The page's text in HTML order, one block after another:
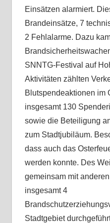
Einsätzen alarmiert.
Brandeinsätze, 7
2 Fehlalarme. Dazu
SNNTG-Festival auf
Aktivitäten zählten
Blutspendeaktionen im
insgesamt 130
sowie die Beteiligung
zum Stadtjubiläum.
dass auch das
werden konnte. Des
gemeinsam mit
insgesamt 4
Stadtgebiet